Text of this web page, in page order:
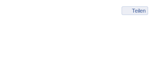
Teilen